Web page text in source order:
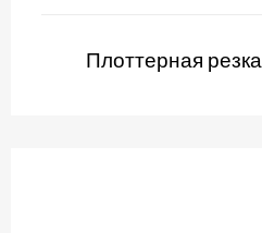
Плоттерная резка